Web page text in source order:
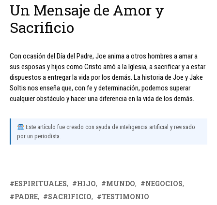
Un Mensaje de Amor y
Sacrificio
Con ocasión del Día del Padre, Joe anima a otros hombres a amar a
sus esposas y hijos como Cristo amó a la Iglesia, a sacrificar y a estar
dispuestos a entregar la vida por los demás. La historia de Joe y Jake
Soltis nos enseña que, con fe y determinación, podemos superar
cualquier obstáculo y hacer una diferencia en la vida de los demás.
Este artículo fue creado con ayuda de inteligencia artificial y revisado
por un periodista.
ESPIRITUALES HIJO MUNDO
NEGOCIOS
PADRE
SACRIFICIO TESTIMONIO